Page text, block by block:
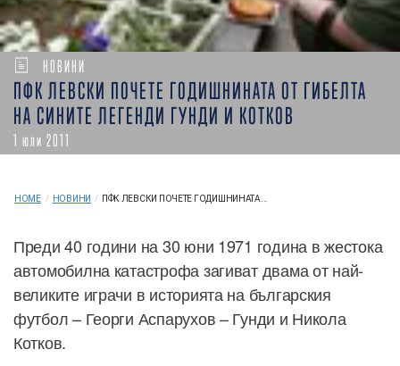
НОВИНИ
ПФК ЛЕВСКИ ПОЧЕТЕ ГОДИШНИНАТА ОТ ГИБЕЛТА
НА СИНИТЕ ЛЕГЕНДИ ГУНДИ И КОТКОВ
1 юли 2011
HOME / НОВИНИ / ПФК ЛЕВСКИ ПОЧЕТЕ ГОДИШНИНАТА...
Преди 40 години на 30 юни 1971 година в жестока
автомобилна катастрофа загиват двама от най-
великите играчи в историята на българския
футбол – Георги Аспарухов – Гунди и Никола
Котков.